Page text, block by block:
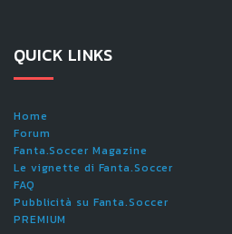
QUICK LINKS
Home
Forum
Fanta.Soccer Magazine
Le vignette di Fanta.Soccer
FAQ
Pubblicità su Fanta.Soccer
PREMIUM